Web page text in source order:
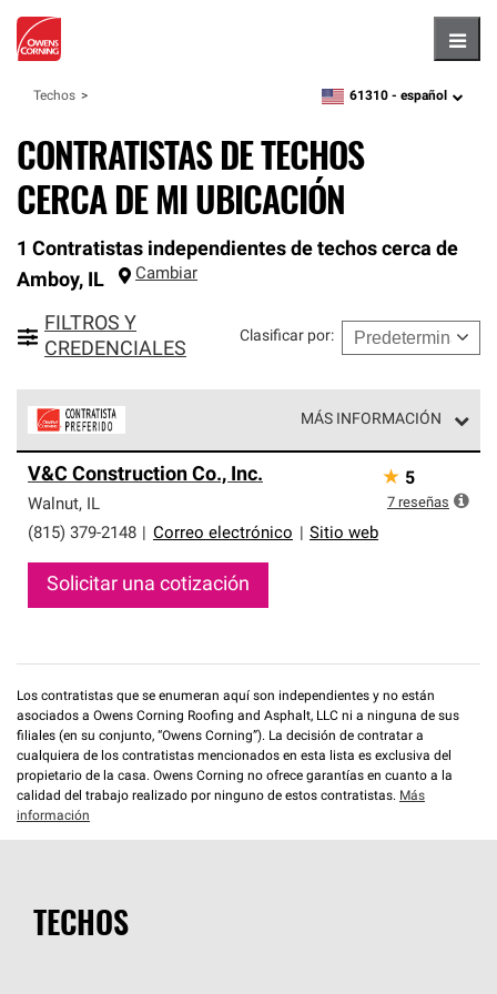
Techos zipcode, language
61310 - español
CONTRATISTAS DE TECHOS
CERCA DE MI UBICACIÓN
1 Contratistas independientes de techos cerca de
Amboy, IL Cambiar
FILTROS Y
CREDENCIALES
Clasificar por:
MÁS INFORMACIÓN
parte de una red exclusiva de profesionales de techos
que cumplen con altos estándares y requisitos estrictos
de profesionalismo y confiabilidad.
V&C Construction Co., Inc.
Walnut, IL
(815) 379-2148
Correo electrónico Sitio web
Solicitar una cotización
★ 5
7 reseñas
Los contratistas que se enumeran aquí son independientes y no están
asociados a Owens Corning Roofing and Asphalt, LLC ni a ninguna de sus
filiales (en su conjunto, “Owens Corning”). La decisión de contratar a
cualquiera de los contratistas mencionados en esta lista es exclusiva del
propietario de la casa. Owens Corning no ofrece garantías en cuanto a la
calidad del trabajo realizado por ninguno de estos contratistas. Más
información
TECHOS